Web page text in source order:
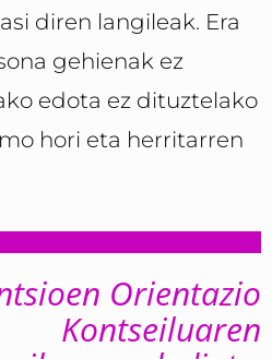
diren langileak. Era
gehienak ez
edota ez dituztelako
hori eta herritarren
Orientazio
Kontseiluaren